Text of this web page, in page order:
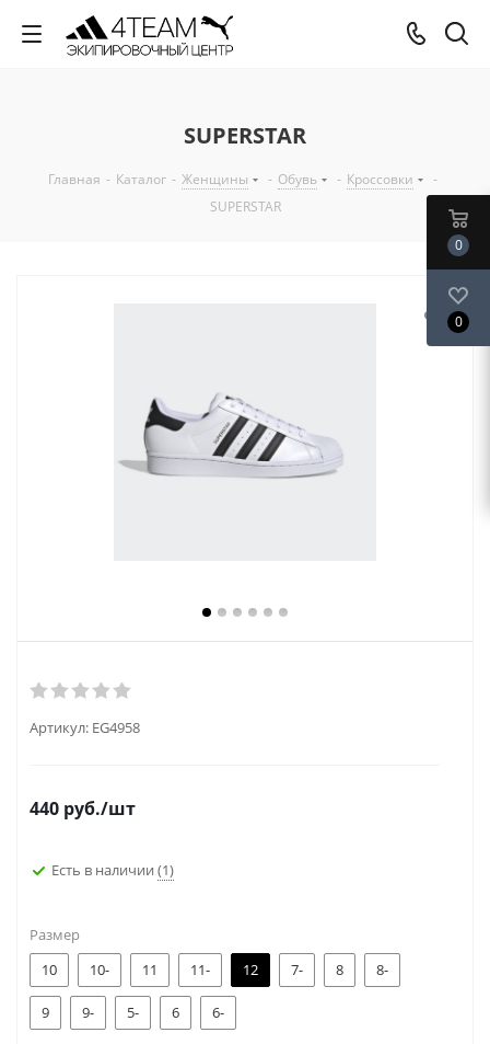
SUPERSTAR
Главная - Каталог - Женщины - Обувь - Кроссовки
-
SUPERSTAR
Артикул: EG4958
440 руб./шт
Есть в наличии (1)
Размер
10
10- 11 11- 12 7- 8 8-
9 9- 5- 6 6-
0
0